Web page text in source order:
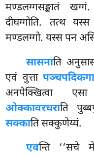
मण्डलग्गसङ्खातं
दीघग्गोति. तत्थ
मण्डलग्गो. यस्स पन
सासनाति
एवं वुत्ता
अनपेक्खित्वा एसा
ओक्कावरधराति
सक्काति सक्कुणेय्यं.
एवन्ति ‘‘सचे मे